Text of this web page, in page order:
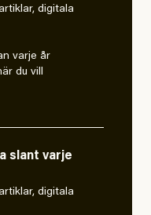
digitala
varje år
du vill
slant varje
digitala